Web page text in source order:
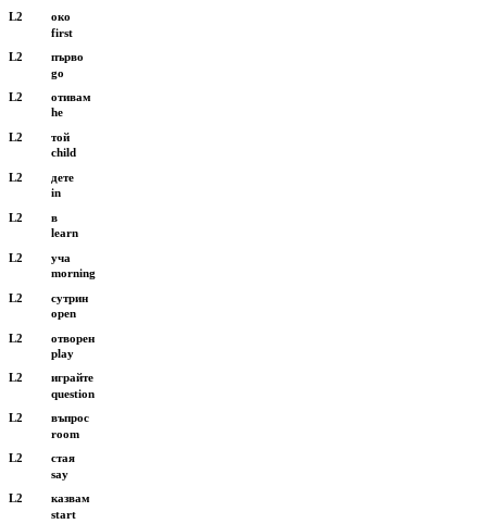
L2
L2
L2
L2
L2
L2
L2
L2
L2
L2
L2
L2
L2
first
go
he
child
in
learn
morning
open
play
question
room
say
start
око
първо
отивам
той
дете
в
уча
сутрин
отворен
играйте
въпрос
стая
казвам